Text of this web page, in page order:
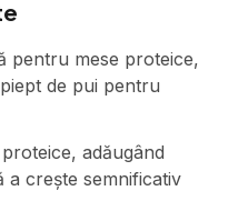
pentru mese proteice,
de pui pentru
adăugând
a crește semnificativ